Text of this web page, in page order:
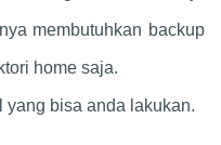
membutuhkan backup
home saja.
yang bisa anda lakukan.